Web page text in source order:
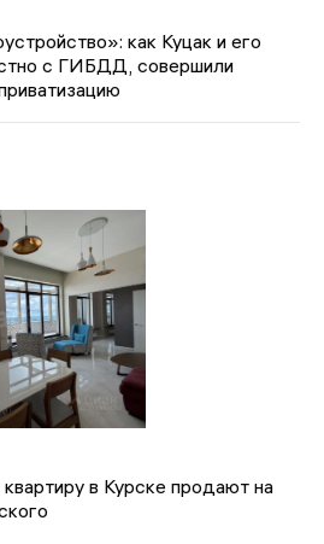
как Куцак и его
с ГИБДД, совершили
в Курске продают на